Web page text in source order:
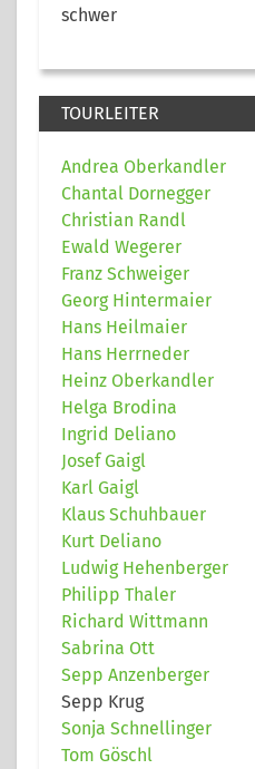
schwer
TOURLEITER
Andrea Oberkandler
Chantal Dornegger
Christian Randl
Ewald Wegerer
Franz Schweiger
Georg Hintermaier
Hans Heilmaier
Hans Herrneder
Heinz Oberkandler
Helga Brodina
Ingrid Deliano
Josef Gaigl
Karl Gaigl
Klaus Schuhbauer
Kurt Deliano
Ludwig Hehenberger
Philipp Thaler
Richard Wittmann
Sabrina Ott
Sepp Anzenberger
Sepp Krug
Sonja Schnellinger
Tom Göschl